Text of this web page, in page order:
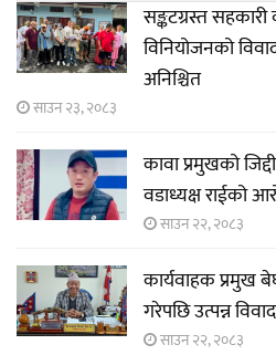
सङ्कटग्रस्त
विनियोजनको
अनिश्चित
साउन २३, २०८३
कावा प्रमुखको
वडाध्यक्ष राईको
साउन २२, २०८३
कार्यवाहक प्रमुख
गरेपछि उत्पन्न
साउन २२, २०८३